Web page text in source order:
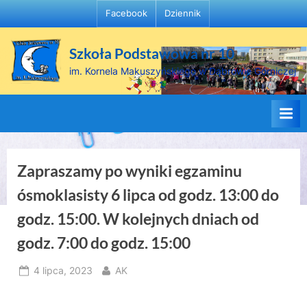
to
content
Facebook Dziennik
Szkoła Podstawowa nr 10
im. Kornela Makuszyńskiego w Dąbrowie Górniczej
Zapraszamy po wyniki egzaminu
ósmoklasisty 6 lipca od godz. 13:00 do
godz. 15:00. W kolejnych dniach od
godz. 7:00 do godz. 15:00
Posted
4 lipca, 2023 By
AK